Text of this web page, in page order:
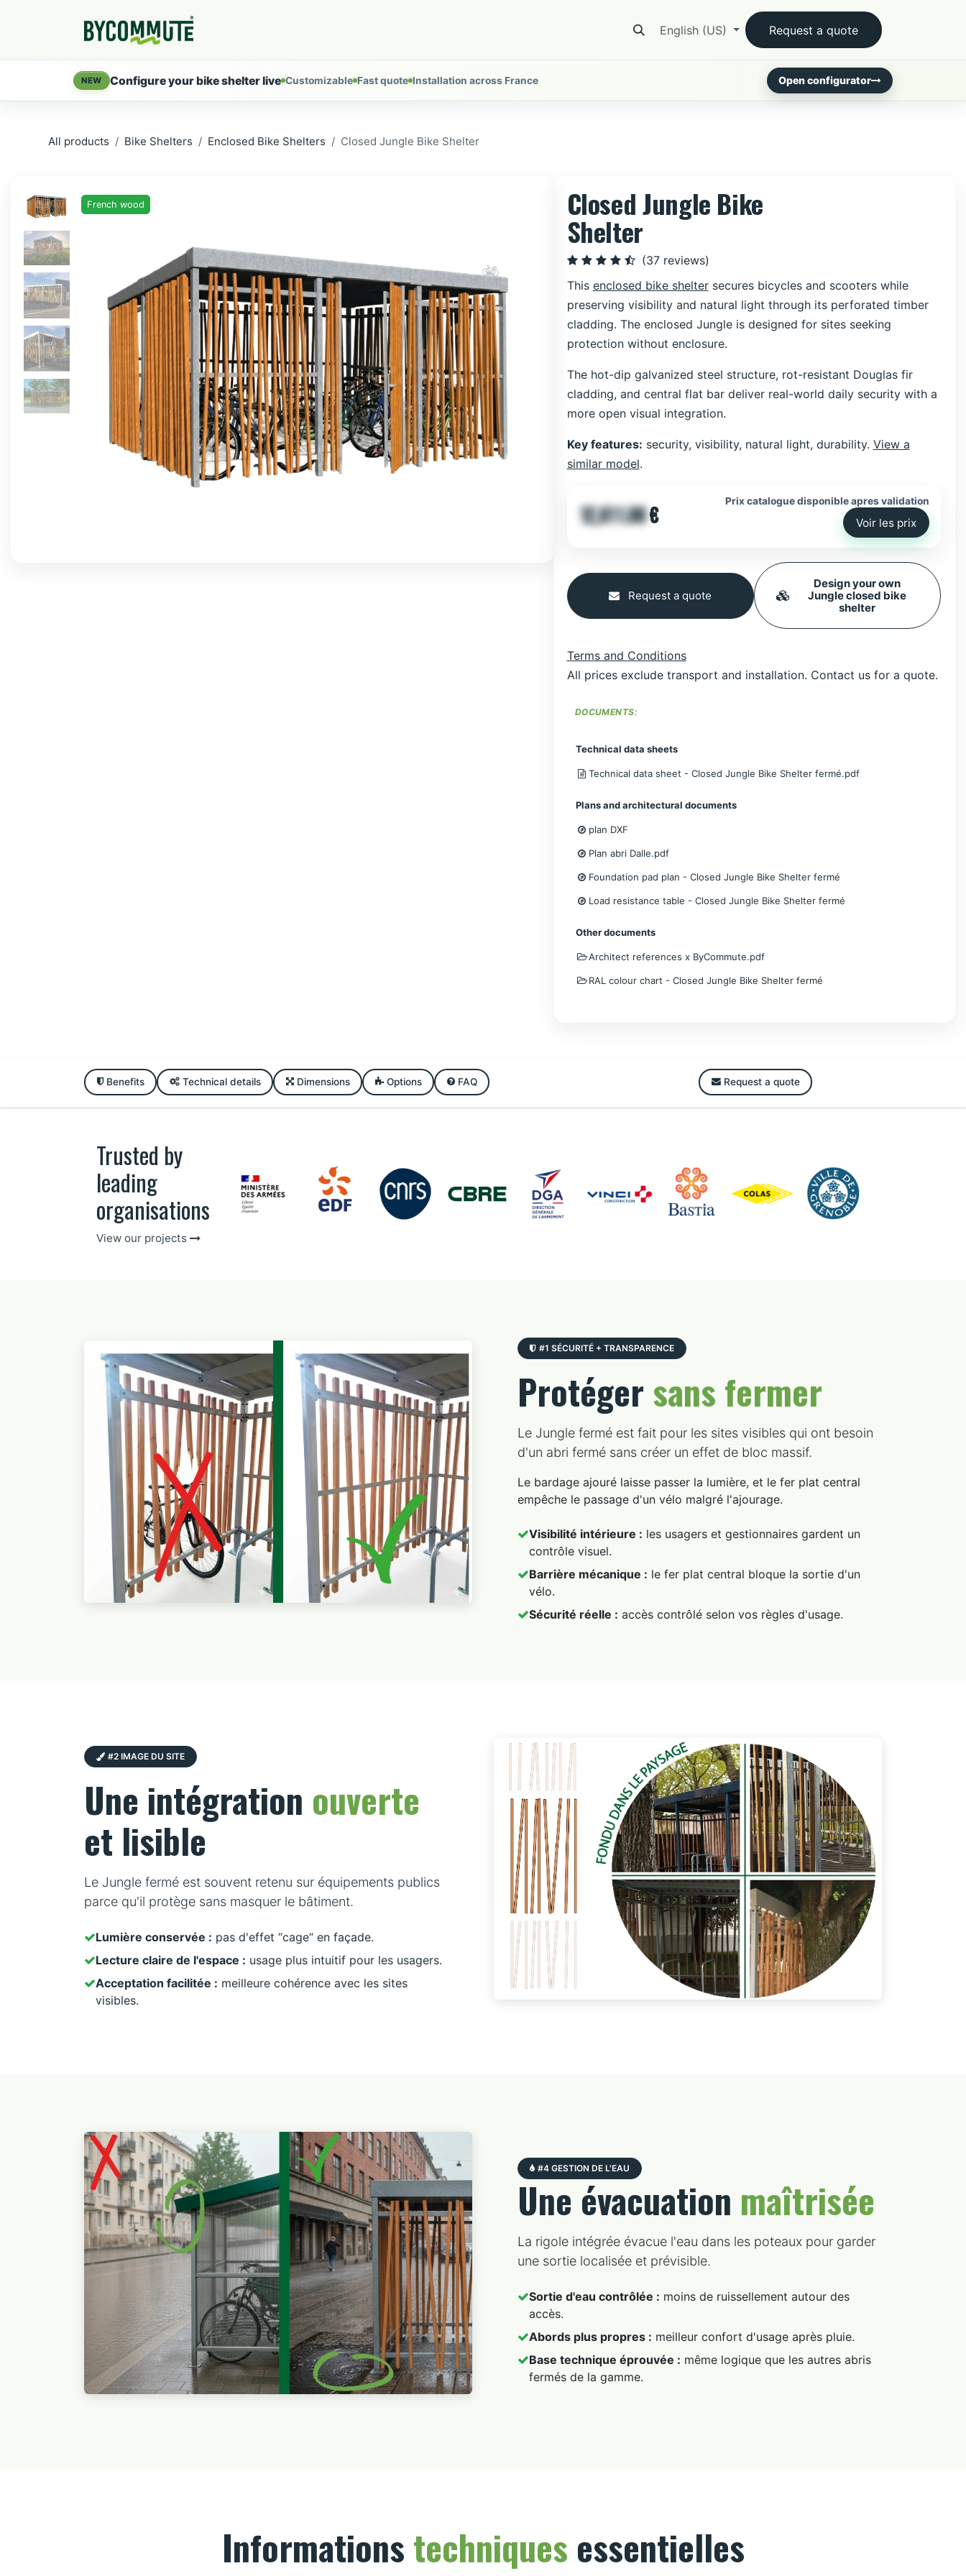
Nous contacter English (US) Request a quote
NEW Configure your bike shelter live Customizable Fast quote Installation across France Open configurator
All products Bike Shelters Enclosed Bike Shelters Closed Jungle Bike Shelter
French wood
French wood Closed Jungle Bike
Shelter
(37 reviews)
This enclosed bike sheltersecures bicycles and scooters while
preserving visibility and natural light through its perforated timber
cladding. The enclosed Jungle is designed for sites seeking
protection without enclosure.
The hot-dip galvanized steel structure, rot-resistant Douglas fir
cladding, and central flat bar deliver real-world daily security with a
more open visual integration.
Key features: security, visibility, natural light, durability. View a
similar model.
12,611.00€
Prix catalogue disponible apres validation
Voir les prix
Request a quote
Design your own
Jungle closed bike
shelter
Terms and Conditions
All prices exclude transport and installation. Contact us for a quote.
DOCUMENTS:
Technical data sheets
Technical data sheet - Closed Jungle Bike Shelter fermé.pdf
Plans and architectural documents
plan DXF
Plan abri Dalle.pdf
Foundation pad plan - Closed Jungle Bike Shelter fermé
Load resistance table - Closed Jungle Bike Shelter fermé
Other documents
Architect references x ByCommute.pdf
RAL colour chart - Closed Jungle Bike Shelter fermé
Benefits Technical details Dimensions Options FAQ Request a quote
Trusted by
leading
organisations
View our projects
#1 SÉCURITÉ + TRANSPARENCE
Protégersans fermer
Le Jungle fermé est fait pour les sites visibles qui ont besoin
d'un abri fermé sans créer un effet de bloc massif.
Le bardage ajouré laisse passer la lumière, et le fer plat central
empêche le passage d'un vélo malgré l'ajourage.
Visibilité intérieure : les usagers et gestionnaires gardent un
contrôle visuel.
Barrière mécanique : le fer plat central bloque la sortie d'un
vélo.
Sécurité réelle : accès contrôlé selon vos règles d'usage.
#2 IMAGE DU SITE
Une intégration ouverte
et lisible
Le Jungle fermé est souvent retenu sur équipements publics
parce qu'il protège sans masquer le bâtiment.
Lumière conservée : pas d'effet “cage” en façade.
Lecture claire de l'espace : usage plus intuitif pour les usagers.
Acceptation facilitée : meilleure cohérence avec les sites
visibles.
#4 GESTION DE L'EAU
Une évacuation maîtrisée
La rigole intégrée évacue l'eau dans les poteaux pour garder
une sortie localisée et prévisible.
Sortie d'eau contrôlée : moins de ruissellement autour des
accès.
Abords plus propres : meilleur confort d'usage après pluie.
Base technique éprouvée : même logique que les autres abris
fermés de la gamme.
Informationstechniques essentielles